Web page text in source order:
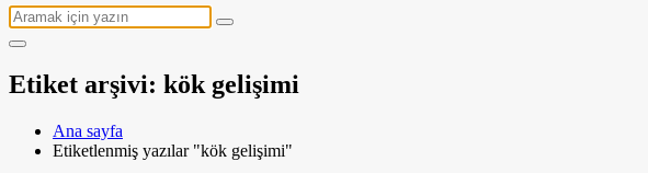
Arama:
Etiket arşivi: kök gelişimi
Ana sayfa
Etiketlenmiş yazılar "kök gelişimi"